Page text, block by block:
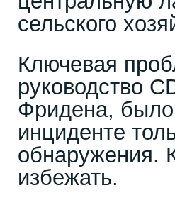
сельского
Ключевая
руководство
Фридена,
инциденте
обнаружения.
избежать.